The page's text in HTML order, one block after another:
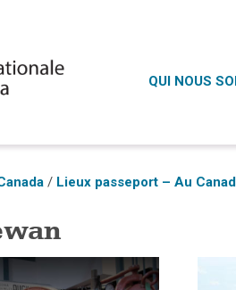
QUI NOUS
/ Lieux passeport – Au